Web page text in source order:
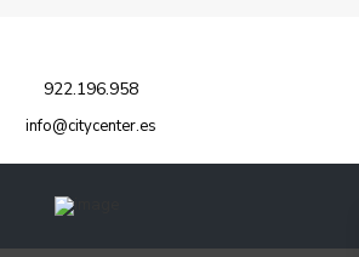
922.196.958
info@citycenter.es